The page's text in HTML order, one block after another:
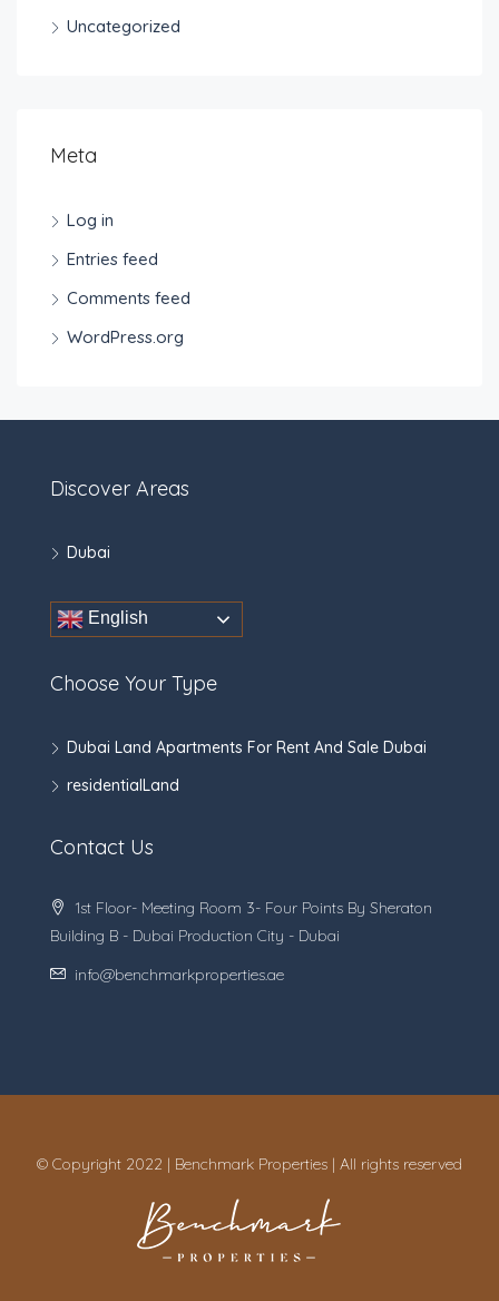
Uncategorized
Meta
Log in
Entries feed
Comments feed
WordPress.org
Discover Areas
Dubai
English
Choose Your Type
Dubai Land Apartments For Rent And Sale Dubai
residentialLand
Contact Us
1st Floor- Meeting Room 3- Four Points By Sheraton
Building B - Dubai Production City - Dubai
info@benchmarkproperties.ae
© Copyright 2022 | Benchmark Properties | All rights reserved